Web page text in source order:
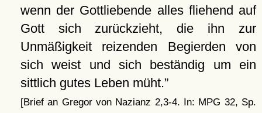
wenn der Gottliebende alles fliehend auf
Gott sich zurückzieht, die ihn zur
Unmäßigkeit reizenden Begierden von
sich weist und sich beständig um ein
sittlich gutes Leben müht.
[Brief an Gregor von Nazianz 2,3-4. In: MPG 32, Sp.